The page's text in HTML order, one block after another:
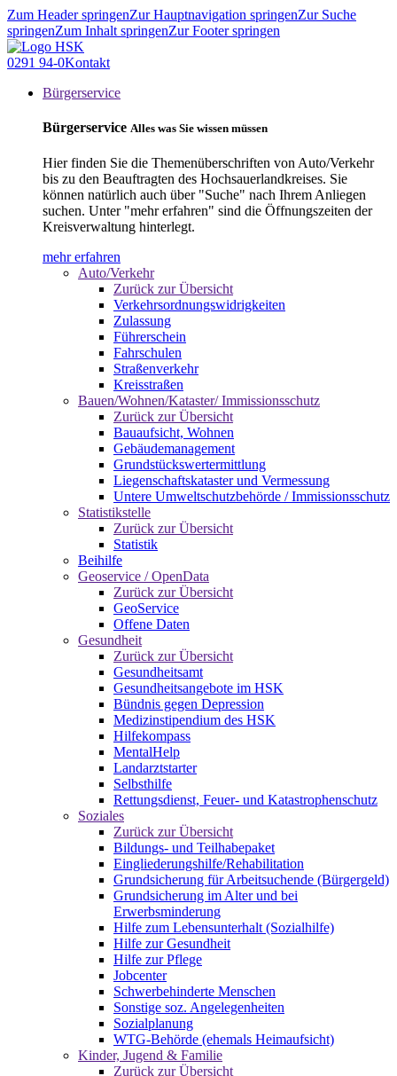
Zum Header springenZur Hauptnavigation springenZur Suche
springenZum Inhalt springenZur Footer springen
0291 94-0Kontakt
Bürgerservice
Bürgerservice Alles was Sie wissen müssen
Hier finden Sie die Themenüberschriften von Auto/Verkehr
bis zu den Beauftragten des Hochsauerlandkreises. Sie
können natürlich auch über "Suche" nach Ihrem Anliegen
suchen. Unter "mehr erfahren" sind die Öffnungszeiten der
Kreisverwaltung hinterlegt.
mehr erfahren
Auto/Verkehr
Zurück zur Übersicht
Verkehrsordnungswidrigkeiten
Zulassung
Führerschein
Fahrschulen
Straßenverkehr
Kreisstraßen
Bauen/Wohnen/Kataster/ Immissionsschutz
Zurück zur Übersicht
Bauaufsicht, Wohnen
Gebäudemanagement
Grundstückswertermittlung
Liegenschaftskataster und Vermessung
Untere Umweltschutzbehörde / Immissionsschutz
Statistikstelle
Zurück zur Übersicht
Statistik
Beihilfe
Geoservice / OpenData
Zurück zur Übersicht
GeoService
Offene Daten
Gesundheit
Zurück zur Übersicht
Gesundheitsamt
Gesundheitsangebote im HSK
Bündnis gegen Depression
Medizinstipendium des HSK
Hilfekompass
MentalHelp
Landarztstarter
Selbsthilfe
Rettungsdienst, Feuer- und Katastrophenschutz
Soziales
Zurück zur Übersicht
Bildungs- und Teilhabepaket
Eingliederungshilfe/Rehabilitation
Grundsicherung für Arbeitsuchende (Bürgergeld)
Grundsicherung im Alter und bei
Erwerbsminderung
Hilfe zum Lebensunterhalt (Sozialhilfe)
Hilfe zur Gesundheit
Hilfe zur Pflege
Jobcenter
Schwerbehinderte Menschen
Sonstige soz. Angelegenheiten
Sozialplanung
WTG-Behörde (ehemals Heimaufsicht)
Kinder, Jugend & Familie
Zurück zur Übersicht